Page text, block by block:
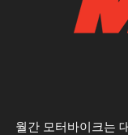
월간 모터바이크는